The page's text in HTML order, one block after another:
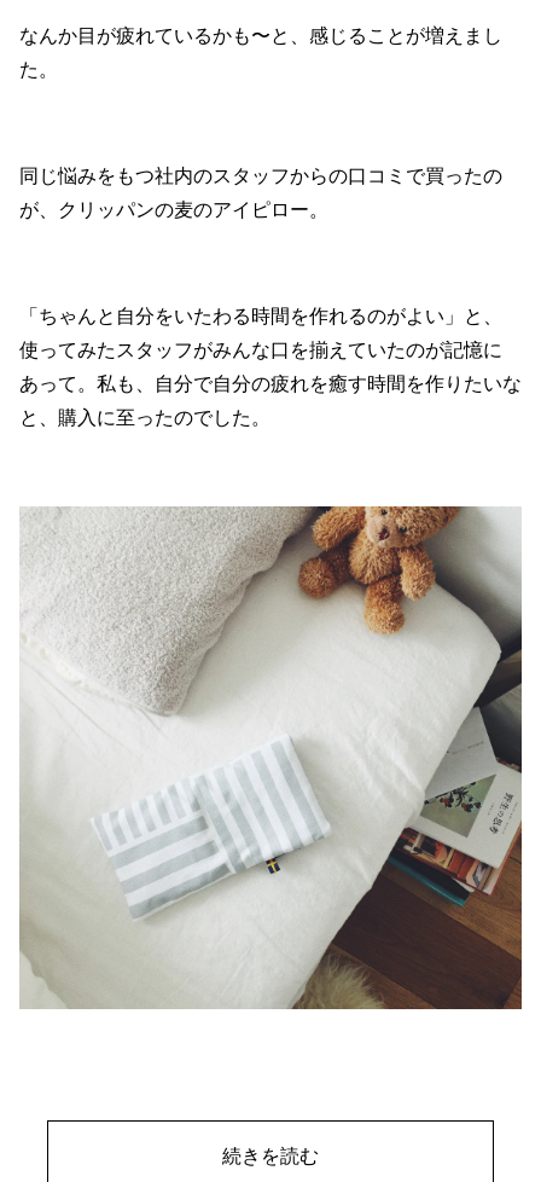
なんか目が疲れているかも〜と、感じることが増えまし
た。
同じ悩みをもつ社内のスタッフからの口コミで買ったの
が、クリッパンの麦のアイピロー。
「ちゃんと自分をいたわる時間を作れるのがよい」と、
使ってみたスタッフがみんな口を揃えていたのが記憶に
あって。私も、自分で自分の疲れを癒す時間を作りたいな
と、購入に至ったのでした。
続きを読む